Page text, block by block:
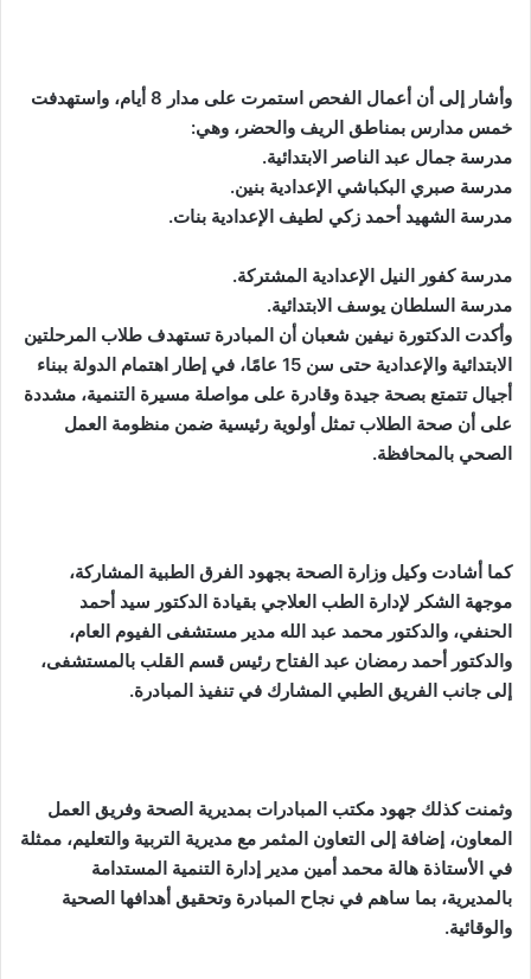
وأشار إلى أن أعمال الفحص استمرت على مدار 8 أيام، واستهدفت
خمس مدارس بمناطق الريف والحضر، وهي:
مدرسة جمال عبد الناصر الابتدائية.
مدرسة صبري البكباشي الإعدادية بنين.
مدرسة الشهيد أحمد زكي لطيف الإعدادية بنات.
مدرسة كفور النيل الإعدادية المشتركة.
مدرسة السلطان يوسف الابتدائية.
وأكدت الدكتورة نيفين شعبان أن المبادرة تستهدف طلاب المرحلتين
الابتدائية والإعدادية حتى سن 15 عامًا، في إطار اهتمام الدولة ببناء
أجيال تتمتع بصحة جيدة وقادرة على مواصلة مسيرة التنمية، مشددة
على أن صحة الطلاب تمثل أولوية رئيسية ضمن منظومة العمل
الصحي بالمحافظة.
كما أشادت وكيل وزارة الصحة بجهود الفرق الطبية المشاركة،
موجهة الشكر لإدارة الطب العلاجي بقيادة الدكتور سيد أحمد
الحنفي، والدكتور محمد عبد الله مدير مستشفى الفيوم العام،
والدكتور أحمد رمضان عبد الفتاح رئيس قسم القلب بالمستشفى،
إلى جانب الفريق الطبي المشارك في تنفيذ المبادرة.
وثمنت كذلك جهود مكتب المبادرات بمديرية الصحة وفريق العمل
المعاون، إضافة إلى التعاون المثمر مع مديرية التربية والتعليم، ممثلة
في الأستاذة هالة محمد أمين مدير إدارة التنمية المستدامة
بالمديرية، بما ساهم في نجاح المبادرة وتحقيق أهدافها الصحية
والوقائية.